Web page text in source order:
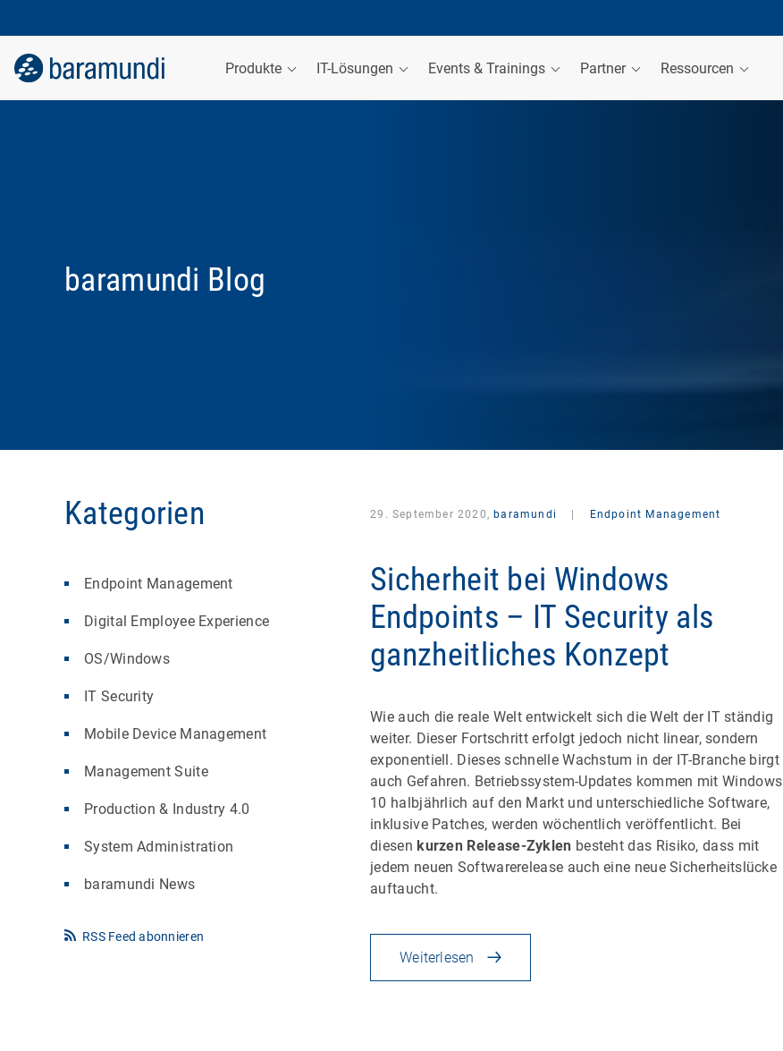
Produkte IT-Lösungen Events & Trainings Partner Ressourcen
baramundi Blog
Kategorien
Endpoint Management
Digital Employee Experience
OS/Windows
IT Security
Mobile Device Management
Management Suite
Production & Industry 4.0
System Administration
baramundi News
RSS Feed abonnieren
29. September 2020, baramundi Endpoint Management
Sicherheit bei Windows
Endpoints – IT Security als
ganzheitliches Konzept
Wie auch die reale Welt entwickelt sich die Welt der IT ständig
weiter. Dieser Fortschritt erfolgt jedoch nicht linear, sondern
exponentiell. Dieses schnelle Wachstum in der IT-Branche birgt
auch Gefahren. Betriebssystem-Updates kommen mit Windows
10 halbjährlich auf den Markt und unterschiedliche Software,
inklusive Patches, werden wöchentlich veröffentlicht. Bei
diesen kurzen Release-Zyklen besteht das Risiko, dass mit
jedem neuen Softwarerelease auch eine neue Sicherheitslücke
auftaucht.
Weiterlesen